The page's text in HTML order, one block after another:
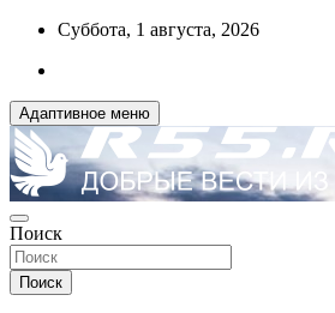
Перейти
содержимому
Суббота, 1 августа, 2026
Адаптивное меню
R55.RU
ДОБРЫЕ ВЕСТИ ИЗ ОМСКА
Поиск
Поиск